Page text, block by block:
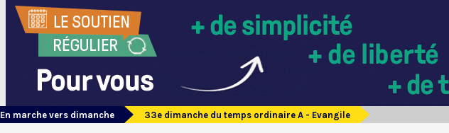
En marche vers dimanche 33e dimanche du temps ordinaire A - Evangile